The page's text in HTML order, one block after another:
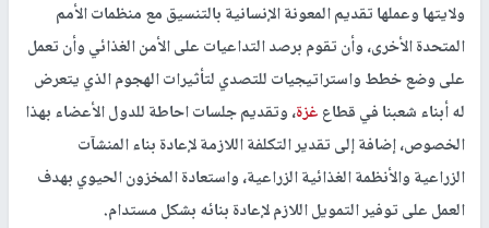
ولايتها وعملها تقديم المعونة الإنسانية بالتنسيق مع منظمات الأمم
المتحدة الأخرى، وأن تقوم برصد التداعيات على الأمن الغذائي وأن تعمل
على وضع خطط واستراتيجيات للتصدي لتأثيرات الهجوم الذي يتعرض
له أبناء شعبنا في قطاعغزة، وتقديم جلسات احاطة للدول الأعضاء بهذا
الخصوص، إضافة إلى تقدير التكلفة اللازمة لإعادة بناء المنشآت
الزراعية والأنظمة الغذائية الزراعية، واستعادة المخزون الحيوي بهدف
العمل على توفير التمويل اللازم لإعادة بنائه بشكل مستدام.